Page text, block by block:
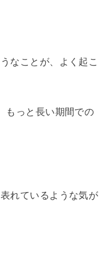
なことが、よく起こ
もっと長い期間での
れているような気が